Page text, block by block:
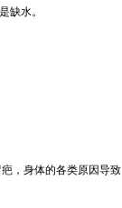
缺水。
，身体的各类原因导致